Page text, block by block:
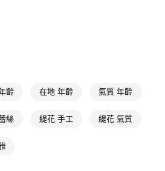
後，再付款。
】
以上)免運費
齡 在地 年齡 氣質 年齡
絲 緹花 手工 緹花 氣質